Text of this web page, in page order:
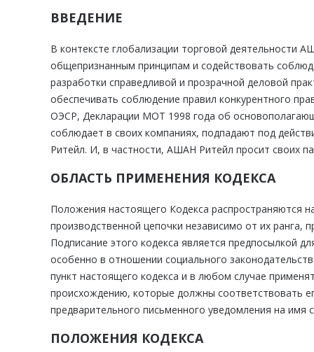
ВВЕДЕНИЕ
В контексте глобализации торговой деятельности
общепризнанным принципам и содействовать
разработки справедливой и прозрачной деловой
обеспечивать соблюдение правил конкурентного
ОЭСР, Декларации МОТ 1998 года об
соблюдает в своих компаниях, подпадают под
Ритейл. И, в частности, АШАН Ритейл просит своих
ОБЛАСТЬ ПРИМЕНЕНИЯ КОДЕКСА
Положения настоящего Кодекса распространяются
производственной цепочки независимо от их
Подписание этого кодекса является предпосылкой
особенно в отношении социального
пункт настоящего кодекса и в любом случае
происхождению, которые должны соответствовать
предварительного письменного уведомления на имя
ПОЛОЖЕНИЯ КОДЕКСА